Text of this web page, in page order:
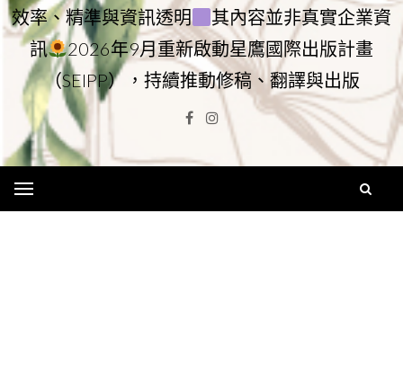
效率、精準與資訊透明
其內容並非真實企業資
訊
2026年9月重新啟動星鷹國際出版計畫
（SEIPP），持續推動修稿、翻譯與出版
Facebook
Instagram